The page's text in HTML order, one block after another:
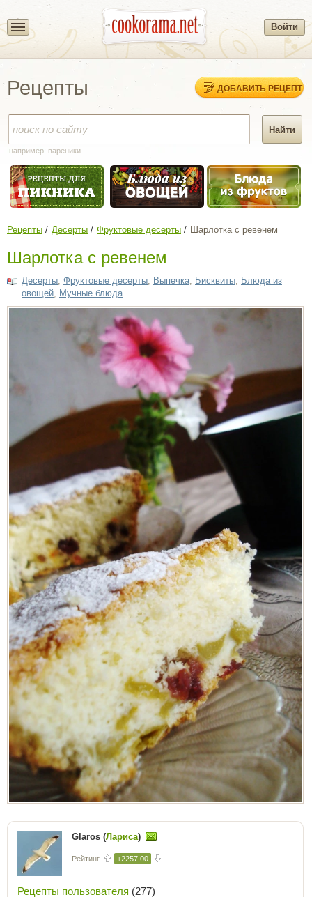
Войти
Рецепты ДОБАВИТЬ РЕЦЕПТ
например: вареники
Рецепты Десерты Фруктовые десерты Шарлотка с ревенем
Шарлотка с ревенем
Десерты Фруктовые десерты Выпечка Бисквиты Блюда из
овощей Мучные блюда
Glaros (Лариса)
Рейтинг +2257.00
Рецепты пользователя (277)